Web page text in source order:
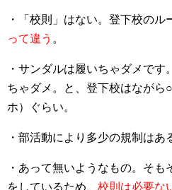
・「校則」はない。登下校のル
って違う 。
・サンダルは履いちゃダメです
ちゃダメ。と、登下校はながら
ホ）ぐらい。
・部活動により多少の規制はあ
・あって無いようなもの。そ
をしているため、 校則は必要な